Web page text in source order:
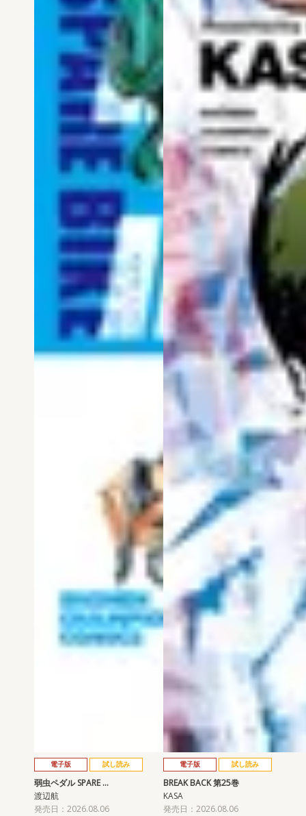
電子版 試し読み
弱虫ペダル SPARE …
渡辺航
発売日：2026.08.06
電子版 試し読み
BREAK BACK 第25巻
KASA
発売日：2026.08.06